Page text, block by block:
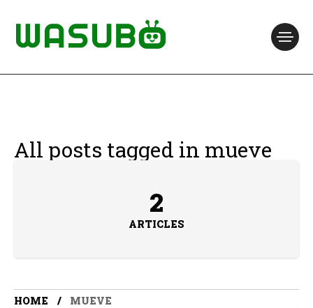
All posts tagged in mueve
2
ARTICLES
HOME MUEVE